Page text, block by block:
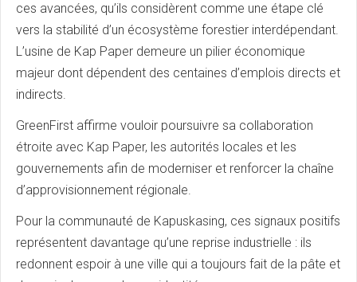
ces avancées, qu’ils considèrent comme une étape clé
vers la stabilité d’un écosystème forestier interdépendant.
L’usine de Kap Paper demeure un pilier économique
majeur dont dépendent des centaines d’emplois directs et
indirects.
GreenFirst affirme vouloir poursuivre sa collaboration
étroite avec Kap Paper, les autorités locales et les
gouvernements afin de moderniser et renforcer la chaîne
d’approvisionnement régionale.
Pour la communauté de Kapuskasing, ces signaux positifs
représentent davantage qu’une reprise industrielle : ils
redonnent espoir à une ville qui a toujours fait de la pâte et